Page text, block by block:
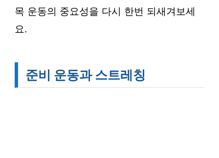
목 운동의 중요성을 다시 한번 되새겨보세
요.
준비 운동과 스트레칭